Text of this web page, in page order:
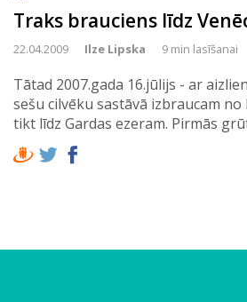
Traks brauciens līdz
22.04.2009 Ilze Lipska 9 min lasīšanai
Tātad 2007.gada 16.jūlijs - ar
sešu cilvēku sastāvā izbraucam
tikt līdz Gardas ezeram. Pirmās